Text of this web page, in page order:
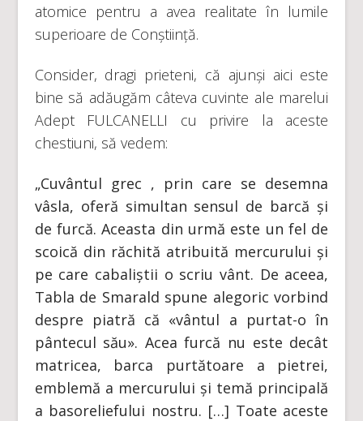
atomice pentru a avea realitate în lumile
superioare de Conștiință.
Consider, dragi prieteni, că ajunși aici este
bine să adăugăm câteva cuvinte ale marelui
Adept FULCANELLI cu privire la aceste
chestiuni, să vedem:
„Cuvântul grec , prin care se desemna
vâsla, oferă simultan sensul de barcă și
de furcă­­. Aceasta din urmă este un fel de
scoică din răchită atribuită mercurului și
pe care cabaliștii o scriu vânt. De aceea,
Tabla de Smarald spune alegoric vorbind
despre piatră că «vântul a purtat-o în
pântecul său». Acea furcă nu este decât
matricea, barca purtătoare a pietrei,
emblemă a mercurului și temă principală
a basoreliefului nostru. […] Toate aceste